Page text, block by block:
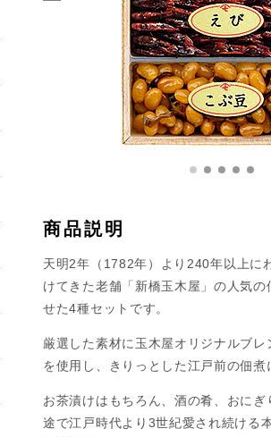
商品説明
天明2年（1782年）より240年以上に
けてきた老舗「新橋玉木屋」の人気の
せた4種セットです。
厳選した素材に玉木屋オリジナルブレ
を使用し、きりっとした江戸前の佃煮
お茶漬けはもちろん、酒の肴、おにぎ
途で江戸時代より3世紀愛され続ける